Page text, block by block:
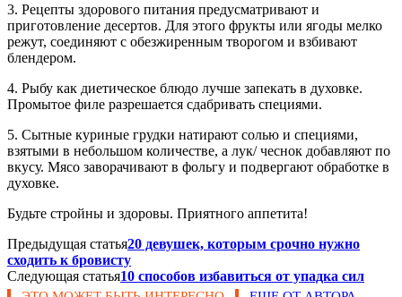
3. Рецепты здорового питания предусматривают и
приготовление десертов. Для этого фрукты или ягоды мелко
режут, соединяют с обезжиренным творогом и взбивают
блендером.
4. Рыбу как диетическое блюдо лучше запекать в духовке.
Промытое филе разрешается сдабривать специями.
5. Сытные куриные грудки натирают солью и специями,
взятыми в небольшом количестве, а лук/ чеснок добавляют по
вкусу. Мясо заворачивают в фольгу и подвергают обработке в
духовке.
Будьте стройны и здоровы. Приятного аппетита!
Предыдущая статья20 девушек, которым срочно нужно
сходить к бровисту
Следующая статья10 способов избавиться от упадка сил